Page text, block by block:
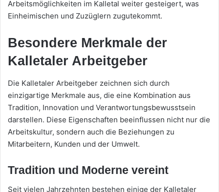
Arbeitsmöglichkeiten im Kalletal weiter gesteigert, was
Einheimischen und Zuzüglern zugutekommt.
Besondere Merkmale der
Kalletaler Arbeitgeber
Die Kalletaler Arbeitgeber zeichnen sich durch
einzigartige Merkmale aus, die eine Kombination aus
Tradition, Innovation und Verantwortungsbewusstsein
darstellen. Diese Eigenschaften beeinflussen nicht nur die
Arbeitskultur, sondern auch die Beziehungen zu
Mitarbeitern, Kunden und der Umwelt.
Tradition und Moderne vereint
Seit vielen Jahrzehnten bestehen einige der Kalletaler